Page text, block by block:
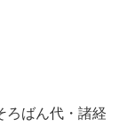
ろばん代・諸経